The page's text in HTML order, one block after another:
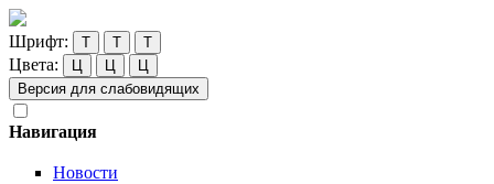
Шрифт: Т Т Т
Цвета: Ц Ц
Ц
Версия для слабовидящих
Навигация
Новости